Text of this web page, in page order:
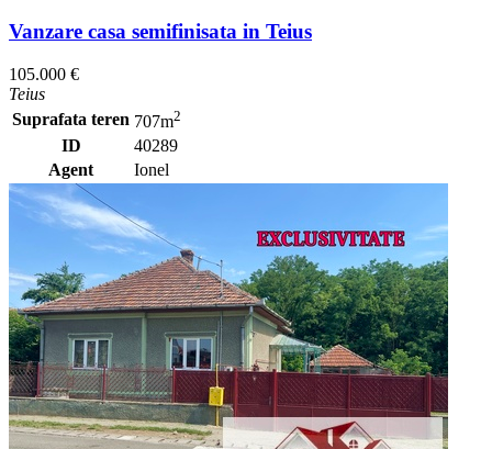
Vanzare casa semifinisata in Teius
105.000 €
Teius
Suprafata teren 707m2
ID
40289
Agent
Ionel